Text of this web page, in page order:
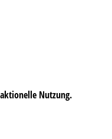
Nutzung.